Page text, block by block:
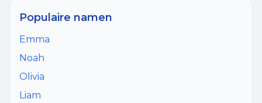
Populaire namen
Emma
Noah
Olivia
Liam